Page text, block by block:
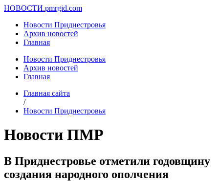
НОВОСТИ.pmrgid.com
Новости Приднестровья
Архив новостей
Главная
Новости Приднестровья
Архив новостей
Главная
Главная сайта
/
Новости Приднестровья
Новости ПМР
В Приднестровье отметили годовщину
создания народного ополчения